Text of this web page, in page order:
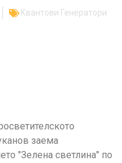
Квантови Генератори
заема
"Зелена светлина" по